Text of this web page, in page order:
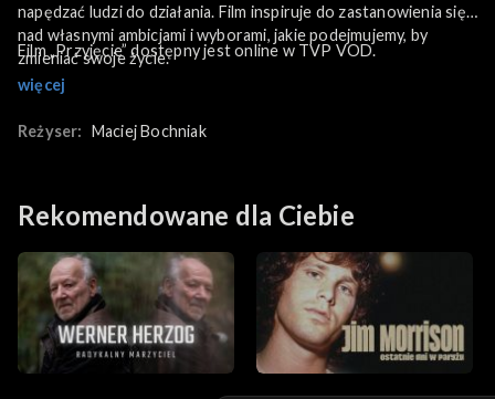
napędzać ludzi do działania. Film inspiruje do zastanowienia się
nad własnymi ambicjami i wyborami, jakie podejmujemy, by
zmieniać swoje życie.
Film „Przyjęcie” dostępny jest online w TVP VOD.
więcej
Reżyser: Maciej Bochniak
Rekomendowane dla Ciebie